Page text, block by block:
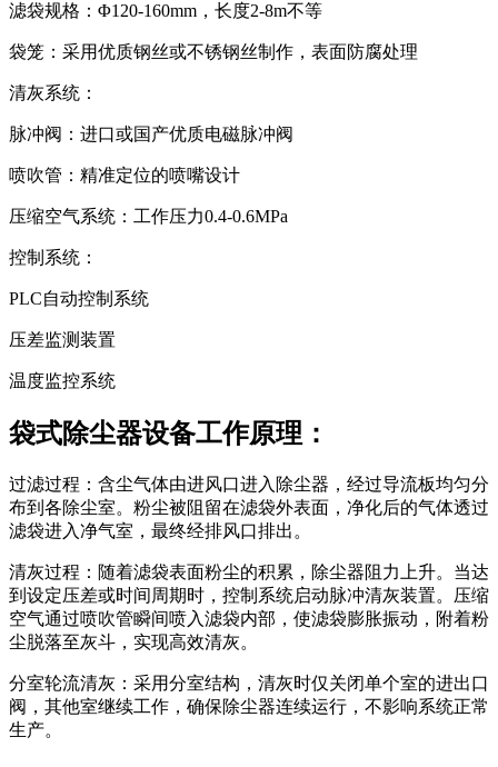
滤袋规格：Φ120-160mm，长度2-8m不等
袋笼：采用优质钢丝或不锈钢丝制作，表面防腐处理
清灰系统：
脉冲阀：进口或国产优质电磁脉冲阀
喷吹管：精准定位的喷嘴设计
压缩空气系统：工作压力0.4-0.6MPa
控制系统：
PLC自动控制系统
压差监测装置
温度监控系统
袋式除尘器设备工作原理：
过滤过程：含尘气体由进风口进入除尘器，经过导流板均匀分
布到各除尘室。粉尘被阻留在滤袋外表面，净化后的气体透过
滤袋进入净气室，最终经排风口排出。
清灰过程：随着滤袋表面粉尘的积累，除尘器阻力上升。当达
到设定压差或时间周期时，控制系统启动脉冲清灰装置。压缩
空气通过喷吹管瞬间喷入滤袋内部，使滤袋膨胀振动，附着粉
尘脱落至灰斗，实现高效清灰。
分室轮流清灰：采用分室结构，清灰时仅关闭单个室的进出口
阀，其他室继续工作，确保除尘器连续运行，不影响系统正常
生产。